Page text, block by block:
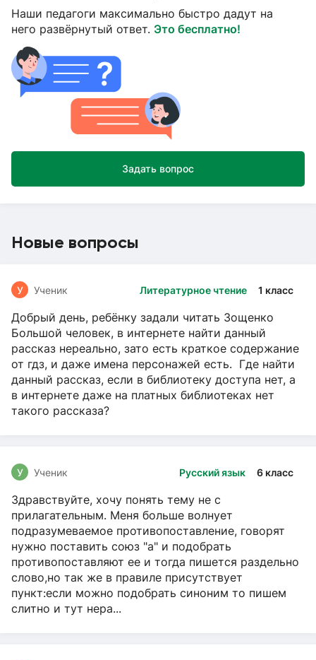
Наши педагоги максимально быстро дадут на
него развёрнутый ответ. Это бесплатно!
Задать вопрос
Новые вопросы
Литературное чтение 1 класс
У Ученик
Добрый день, ребёнку задали читать Зощенко
Большой человек, в интернете найти данный
рассказ нереально, зато есть краткое содержание
от гдз, и даже имена персонажей есть. Где найти
данный рассказ, если в библиотеку доступа нет, а
в интернете даже на платных библиотеках нет
такого рассказа?
Русский язык 6 класс
У Ученик
Здравствуйте, хочу понять тему не с
прилагательным. Меня больше волнует
подразумеваемое противопоставление, говорят
нужно поставить союз "а" и подобрать
противопоставляют ее и тогда пишется раздельно
слово,но так же в правиле присутствует
пункт:если можно подобрать синоним то пишем
слитно и тут нера...